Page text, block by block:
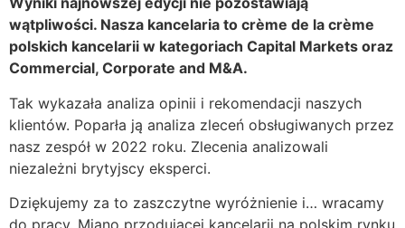
wątpliwości. Nasza kancelaria to crème de la crème
polskich kancelarii w kategoriach Capital Markets oraz
Commercial, Corporate and M&A.
Tak wykazała analiza opinii i rekomendacji naszych
klientów. Poparła ją analiza zleceń obsługiwanych przez
nasz zespół w 2022 roku. Zlecenia analizowali
niezależni brytyjscy eksperci.
Dziękujemy za to zaszczytne wyróżnienie i… wracamy